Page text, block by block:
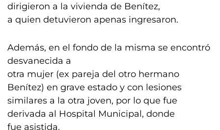
dirigieron a la vivienda de Benítez,
a quien detuvieron apenas ingresaron.
Además, en el fondo de la misma se encontró
desvanecida a
otra mujer (ex pareja del otro hermano
Benítez) en grave estado y con lesiones
similares a la otra joven, por lo que fue
derivada al Hospital Municipal, donde
fue asistida.